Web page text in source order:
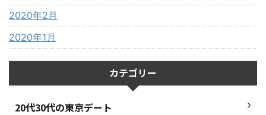
2020年2月
2020年1月
カテゴリー
20代30代の東京デート